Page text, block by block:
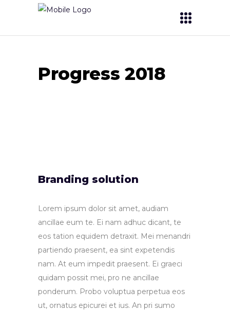
Progress 2018
Branding solution
Lorem ipsum dolor sit amet, audiam
ancillae eum te. Ei nam adhuc dicant, te
eos tation equidem detraxit. Mei menandri
partiendo praesent, ea sint expetendis
nam. At eum impedit praesent. Ei graeci
quidam possit mei, pro ne ancillae
ponderum. Probo voluptua perpetua eos
ut, ornatus epicurei et ius. An pri sumo